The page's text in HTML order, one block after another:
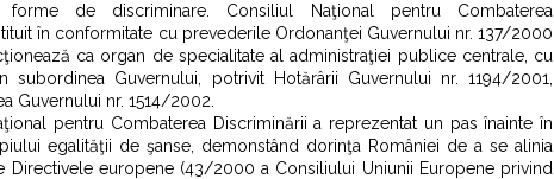
forme de discriminare. Consiliul Naţional pentru Combaterea
în conformitate cu prevederile Ordonanţei Guvernului nr. 137/2000
ca organ de specialitate al administraţiei publice centrale, cu
subordinea Guvernului, potrivit Hotărârii Guvernului nr. 1194/2001,
Guvernului nr. 1514/2002.
pentru Combaterea Discriminării a reprezentat un pas înainte în
egalităţii de şanse, demonstând dorinţa României de a se alinia
Directivele europene (43/2000 a Consiliului Uniunii Europene privind